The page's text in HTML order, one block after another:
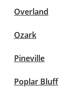
Overland
Ozark
Pineville
Poplar Bluff